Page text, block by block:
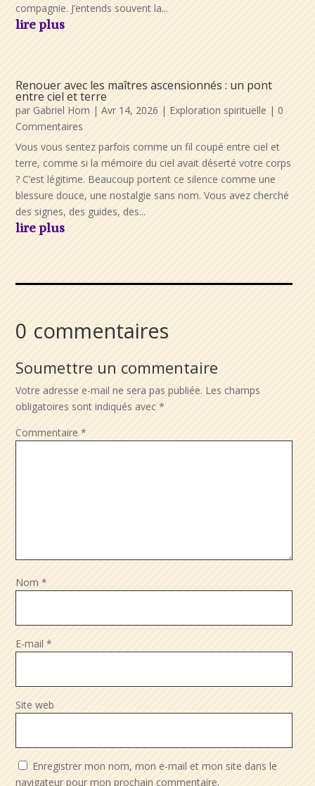
compagnie. J’entends souvent la...
lire plus
Renouer avec les maîtres ascensionnés : un pont
entre ciel et terre
parGabriel Hom |Avr 14, 2026 | Exploration spirituelle | 0
Commentaires
Vous vous sentez parfois comme un fil coupé entre ciel et
terre, comme si la mémoire du ciel avait déserté votre corps
? C’est légitime. Beaucoup portent ce silence comme une
blessure douce, une nostalgie sans nom. Vous avez cherché
des signes, des guides, des...
lire plus
0 commentaires
Soumettre un commentaire
Votre adresse e-mail ne sera pas publiée. Les champs
obligatoires sont indiqués avec*
Commentaire*
Nom*
E-mail*
Site web
Enregistrer mon nom, mon e-mail et mon site dans le
navigateur pour mon prochain commentaire.